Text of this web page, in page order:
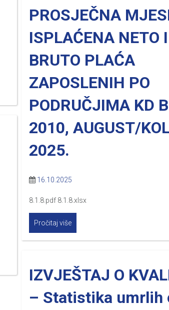
PROSJEČNA
ISPLAĆENA NETO I
BRUTO PLAĆA
ZAPOSLENIH PO
PODRUČJIMA KD
2010, AUGUST/
2025.
16.10.2025
8.1.8.pdf 8.1.8.xlsx
Pročitaj više
IZVJEŠTAJ O
– Statistika umrlih